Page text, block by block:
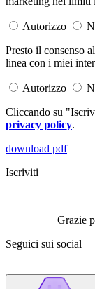
Autorizzo
Presto il consenso
linea con i miei
Autorizzo
Cliccando su
privacy policy.
download pdf
Iscriviti
Grazie
Seguici sui social